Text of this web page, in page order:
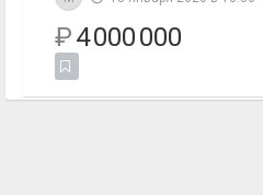
₽4 000 000